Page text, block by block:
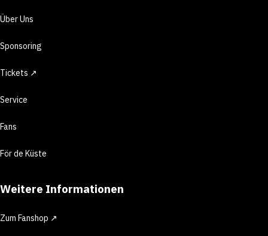
Über Uns
Sponsoring
Tickets ↗
Service
Fans
För de Küste
Weitere Informationen
Zum Fanshop ↗